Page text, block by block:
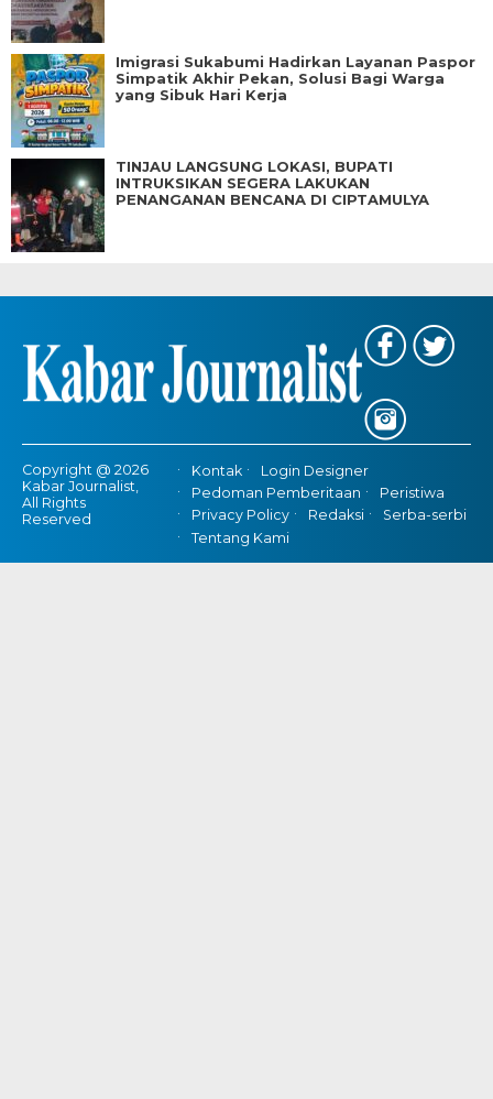
Imigrasi Sukabumi Hadirkan Layanan Paspor
Simpatik Akhir Pekan, Solusi Bagi Warga
yang Sibuk Hari Kerja
TINJAU LANGSUNG LOKASI, BUPATI
INTRUKSIKAN SEGERA LAKUKAN
PENANGANAN BENCANA DI CIPTAMULYA
Copyright @ 2026
Kabar Journalist,
All Rights
Reserved
Kontak
Login Designer
Pedoman Pemberitaan
Peristiwa
Privacy Policy
Redaksi
Serba-serbi
Tentang Kami